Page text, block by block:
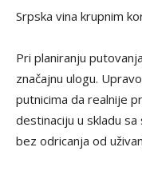
Srpska vina krupnim
Pri planiranju
značajnu ulogu.
putnicima da realnije
destinaciju u skladu
bez odricanja od